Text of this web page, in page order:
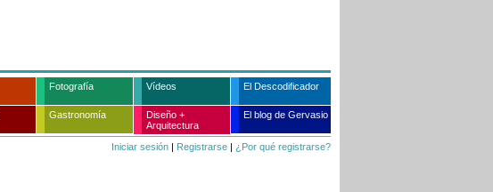
Fotografía Vídeos El Descodificador
Gastronomía
Diseño +
Arquitectura
El blog de Gervasio
Iniciar sesión | Registrarse | ¿Por qué registrarse?